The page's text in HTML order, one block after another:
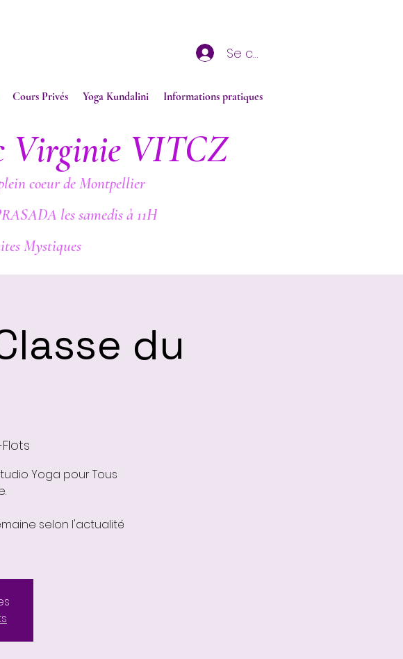
Cours Privés Yoga Kundalini Informations pratiques
Se connecter
Virginie VITCZ
coeur de Montpellier
les samedis à 11H
Mystiques
du
Yoga pour Tous
selon l'actualité